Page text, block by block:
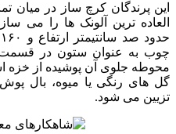
این پرندگان کرچ ساز در میان
العاده ترین آلونک ها را می
چوب به عنوان ستون در
محوطه جلوی آن پوشیده از خزه
گل های رنگی یا میوه، بال پوش
تزیین می شود.